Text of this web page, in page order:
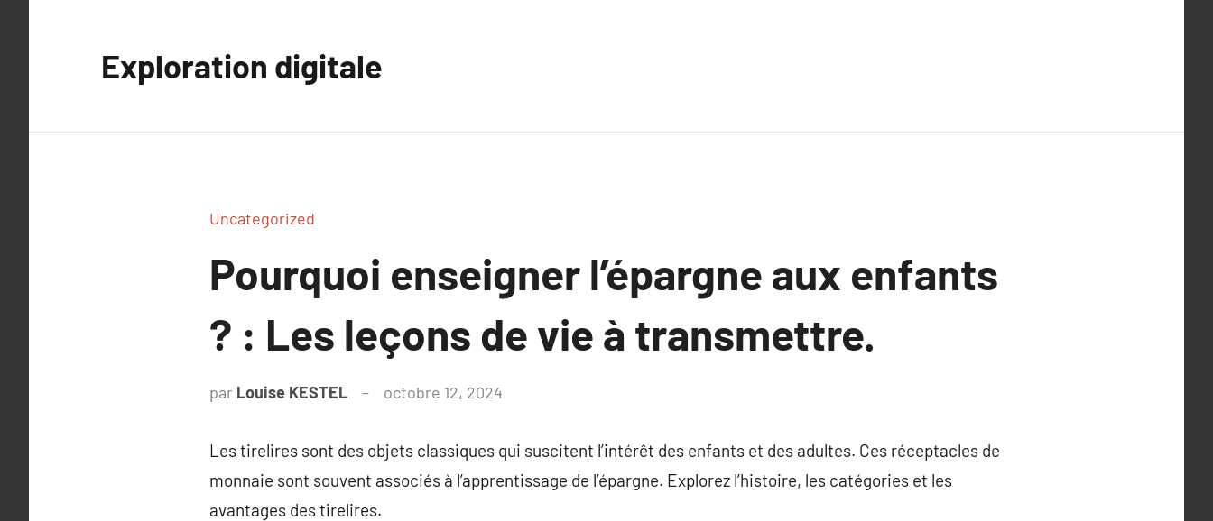
Exploration digitale
Uncategorized
Pourquoi enseigner l’épargne aux enfants
? : Les leçons de vie à transmettre.
par Louise KESTEL octobre 12, 2024
Les tirelires sont des objets classiques qui suscitent l’intérêt des enfants et des adultes. Ces réceptacles de
monnaie sont souvent associés à l’apprentissage de l’épargne. Explorez l’histoire, les catégories et les
avantages des tirelires.